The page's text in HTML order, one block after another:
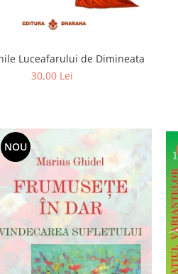
Luceafarului de Dimineata
30,00 Lei
NOU